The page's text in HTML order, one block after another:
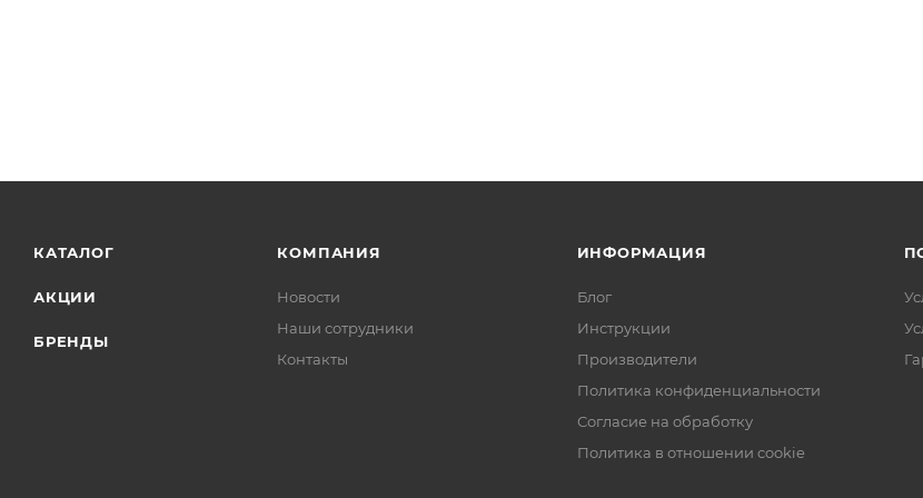
КАТАЛОГ
АКЦИИ
БРЕНДЫ
КОМПАНИЯ
Новости
Наши сотрудники
Контакты
ИНФОРМАЦИЯ
Блог
Инструкции
Производители
Политика конфиденциальности
Согласие на обработку
Политика в отношении cookie